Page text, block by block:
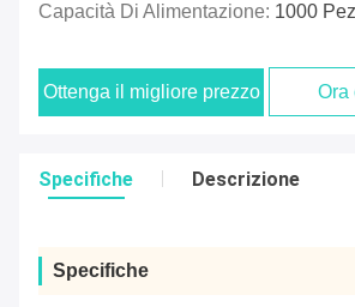
Capacità Di Alimentazione: 1000
Ottenga il migliore prezzo Ora
Specifiche Descrizione
Specifiche